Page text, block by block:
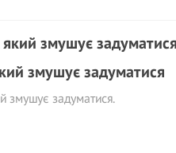
змушує задуматися
змушує задуматися.